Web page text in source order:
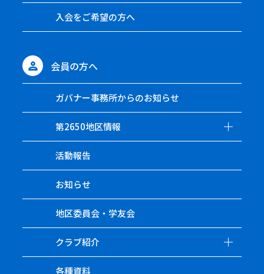
入会をご希望の方へ
会員の方へ
ガバナー事務所からのお知らせ
第2650地区情報
活動報告
お知らせ
地区委員会・学友会
クラブ紹介
各種資料